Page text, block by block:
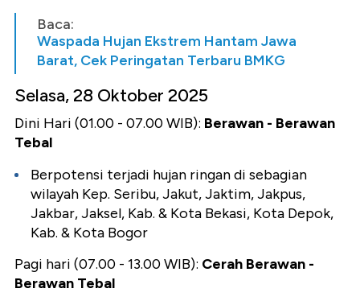
Baca:
Waspada Hujan Ekstrem Hantam Jawa
Barat, Cek Peringatan Terbaru BMKG
Selasa, 28 Oktober 2025
Dini Hari (01.00 - 07.00 WIB): Berawan - Berawan
Tebal
Berpotensi terjadi hujan ringan di sebagian
wilayah Kep. Seribu, Jakut, Jaktim, Jakpus,
Jakbar, Jaksel, Kab. & Kota Bekasi, Kota Depok,
Kab. & Kota Bogor
Pagi hari (07.00 - 13.00 WIB): Cerah Berawan -
Berawan Tebal